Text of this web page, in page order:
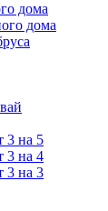
дома
дома
3 на 5
3 на 4
3 на 3